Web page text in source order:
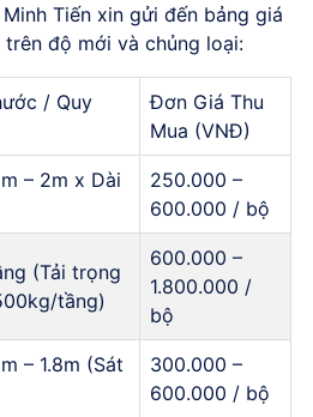
Tiến xin gửi đến bảng giá
độ mới và chủng loại:
/ Quy
Đơn Giá Thu
Mua (VNĐ)
– 2m x Dài
250.000 –
600.000 / bộ
(Tải trọng
tầng)
600.000 –
1.800.000 /
bộ
– 1.8m (Sát
300.000 –
600.000 / bộ